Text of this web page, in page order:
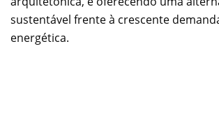
sustentável frente à crescente
energética.